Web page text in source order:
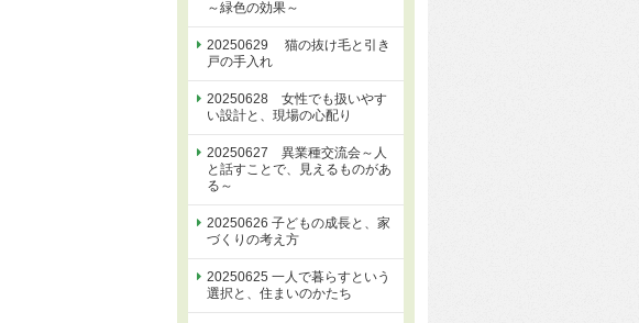
～緑色の効果～
20250629 猫の抜け毛と引き
戸の手入れ
20250628 女性でも扱いやす
い設計と、現場の心配り
20250627 異業種交流会～人
と話すことで、見えるものがあ
る～
20250626 子どもの成長と、家
づくりの考え方
20250625 一人で暮らすという
選択と、住まいのかたち